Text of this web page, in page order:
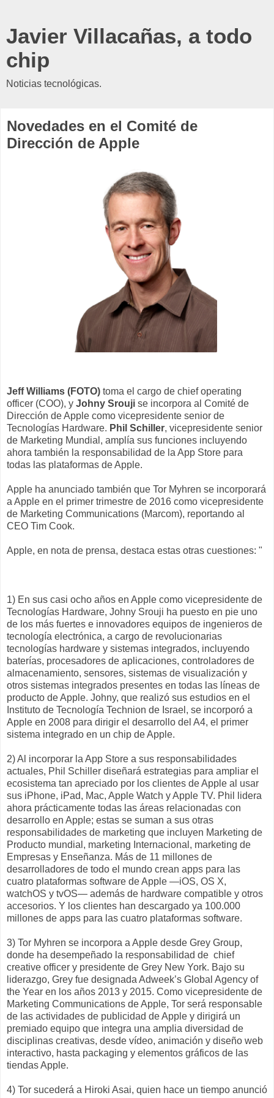
Javier Villacañas, a todo
chip
Noticias tecnológicas.
Novedades en el Comité de
Dirección de Apple
Jeff Williams (FOTO) toma el cargo de chief operating
officer (COO), y Johny Srouji se incorpora al Comité de
Dirección de Apple como vicepresidente senior de
Tecnologías Hardware. Phil Schiller, vicepresidente senior
de Marketing Mundial, amplía sus funciones incluyendo
ahora también la responsabilidad de la App Store para
todas las plataformas de Apple.
Apple ha anunciado también que Tor Myhren se incorporará
a Apple en el primer trimestre de 2016 como vicepresidente
de Marketing Communications (Marcom), reportando al
CEO Tim Cook.
Apple, en nota de prensa, destaca estas otras cuestiones: "
1) En sus casi ocho años en Apple como vicepresidente de
Tecnologías Hardware, Johny Srouji ha puesto en pie uno
de los más fuertes e innovadores equipos de ingenieros de
tecnología electrónica, a cargo de revolucionarias
tecnologías hardware y sistemas integrados, incluyendo
baterías, procesadores de aplicaciones, controladores de
almacenamiento, sensores, sistemas de visualización y
otros sistemas integrados presentes en todas las líneas de
producto de Apple. Johny, que realizó sus estudios en el
Instituto de Tecnología Technion de Israel, se incorporó a
Apple en 2008 para dirigir el desarrollo del A4, el primer
sistema integrado en un chip de Apple.
2) Al incorporar la App Store a sus responsabilidades
actuales, Phil Schiller diseñará estrategias para ampliar el
ecosistema tan apreciado por los clientes de Apple al usar
sus iPhone, iPad, Mac, Apple Watch y Apple TV. Phil lidera
ahora prácticamente todas las áreas relacionadas con
desarrollo en Apple; estas se suman a sus otras
responsabilidades de marketing que incluyen Marketing de
Producto mundial, marketing Internacional, marketing de
Empresas y Enseñanza. Más de 11 millones de
desarrolladores de todo el mundo crean apps para las
cuatro plataformas software de Apple —iOS, OS X,
watchOS y tvOS— además de hardware compatible y otros
accesorios. Y los clientes han descargado ya 100.000
millones de apps para las cuatro plataformas software.
3) Tor Myhren se incorpora a Apple desde Grey Group,
donde ha desempeñado la responsabilidad de chief
creative officer y presidente de Grey New York. Bajo su
liderazgo, Grey fue designada Adweek’s Global Agency of
the Year en los años 2013 y 2015. Como vicepresidente de
Marketing Communications de Apple, Tor será responsable
de las actividades de publicidad de Apple y dirigirá un
premiado equipo que integra una amplia diversidad de
disciplinas creativas, desde vídeo, animación y diseño web
interactivo, hasta packaging y elementos gráficos de las
tiendas Apple.
4) Tor sucederá a Hiroki Asai, quien hace un tiempo anunció